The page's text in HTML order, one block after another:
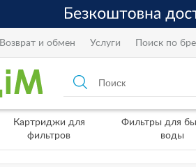
Возврат и обмен Услуги Поиск по
Картриджи для
фильтров
Фильтры для
воды